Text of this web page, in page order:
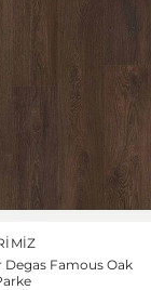
Degas Famous Oak